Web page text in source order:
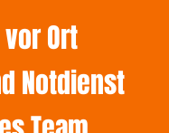
Ort
Notdienst